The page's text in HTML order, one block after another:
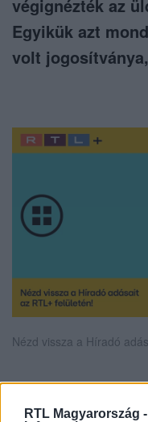
RTL Magyarország -
végignézték az
Egyikük azt
volt
Nézd vissza a Híradó
Itt állítsd be,